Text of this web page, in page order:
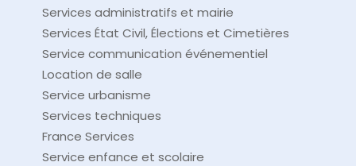
Services administratifs et mairie
Services État Civil, Élections et Cimetières
Service communication événementiel
Location de salle
Service urbanisme
Services techniques
France Services
Service enfance et scolaire